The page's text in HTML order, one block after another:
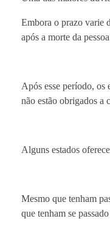
Embora o prazo varie
após a morte da
Após esse período, os
não estão obrigados a
Alguns estados
Mesmo que tenham
que tenham se